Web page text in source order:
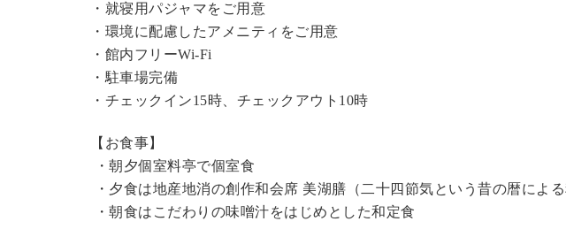
・就寝用パジャマをご用意
・環境に配慮したアメニティをご用意
・館内フリーWi-Fi
・駐車場完備
・チェックイン15時、チェックアウト10時
【お食事】
・朝夕個室料亭で個室食
・夕食は地産地消の創作和会席 美湖膳（二十四節気という昔の暦による
・朝食はこだわりの味噌汁をはじめとした和定食